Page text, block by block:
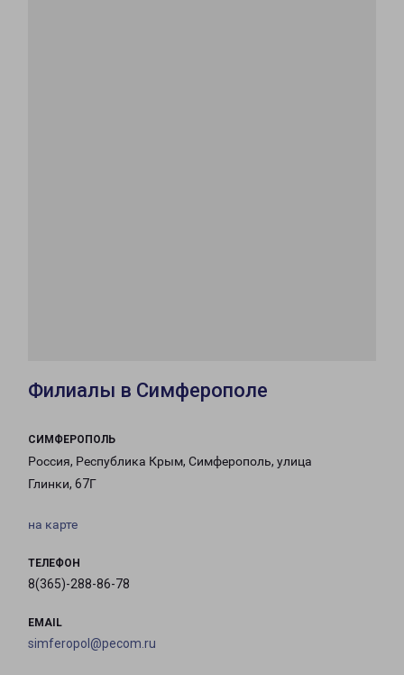
Филиалы в Симферополе
СИМФЕРОПОЛЬ
Россия, Республика Крым, Симферополь, улица
Глинки, 67Г
на карте
ТЕЛЕФОН
8(365)-288-86-78
EMAIL
simferopol@pecom.ru